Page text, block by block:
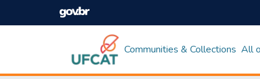
Communities & Collections All